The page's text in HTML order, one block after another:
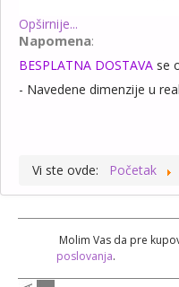
Opširnije...
Napomena:
BESPLATNA DOSTAVA se
- Navedene dimenzije u
Vi ste ovde: Početak
Molim Vas da pre
poslovanja.